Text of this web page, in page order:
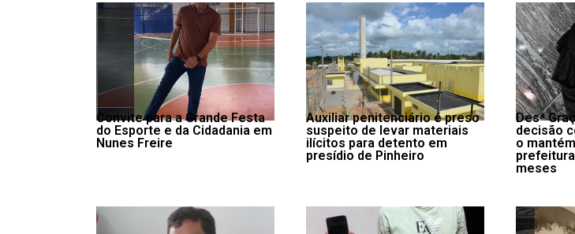
Convite para a Grande Festa
do Esporte e da Cidadania em
Nunes Freire
Auxiliar penitenciário é preso
suspeito de levar materiais
ilícitos para detento em
presídio de Pinheiro
Desª
decisão
o
meses